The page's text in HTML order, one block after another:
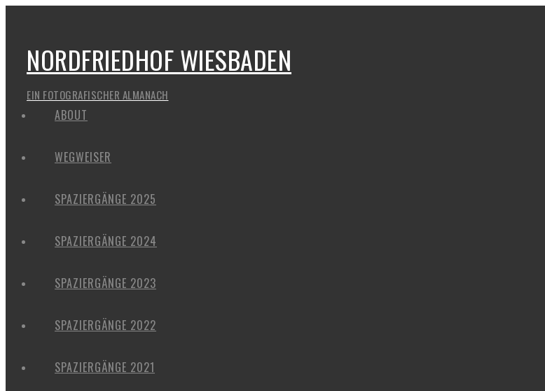
NORDFRIEDHOF WIESBADEN
EIN FOTOGRAFISCHER ALMANACH
ABOUT
WEGWEISER
SPAZIERGÄNGE 2025
SPAZIERGÄNGE 2024
SPAZIERGÄNGE 2023
SPAZIERGÄNGE 2022
SPAZIERGÄNGE 2021